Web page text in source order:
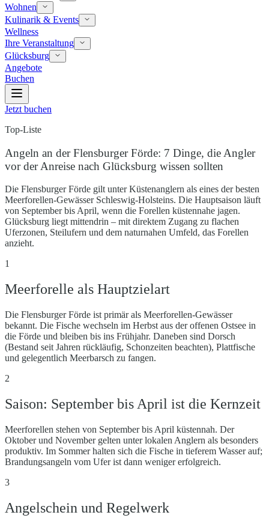
Wohnen
Kulinarik & Events
Wellness
Ihre Veranstaltung
Glücksburg
Angebote
Buchen
Jetzt buchen
Top-Liste
Angeln an der Flensburger Förde: 7 Dinge, die Angler
vor der Anreise nach Glücksburg wissen sollten
Die Flensburger Förde gilt unter Küstenanglern als eines der besten
Meerforellen-Gewässer Schleswig-Holsteins. Die Hauptsaison läuft
von September bis April, wenn die Forellen küstennahe jagen.
Glücksburg liegt mittendrin – mit direktem Zugang zu flachen
Uferzonen, Steilufern und dem naturnahen Umfeld, das Forellen
anzieht.
1
Meerforelle als Hauptzielart
Die Flensburger Förde ist primär als Meerforellen-Gewässer
bekannt. Die Fische wechseln im Herbst aus der offenen Ostsee in
die Förde und bleiben bis ins Frühjahr. Daneben sind Dorsch
(Bestand seit Jahren rückläufig, Schonzeiten beachten), Plattfische
und gelegentlich Meerbarsch zu fangen.
2
Saison: September bis April ist die Kernzeit
Meerforellen stehen von September bis April küstennah. Der
Oktober und November gelten unter lokalen Anglern als besonders
produktiv. Im Sommer halten sich die Fische in tieferem Wasser auf;
Brandungsangeln vom Ufer ist dann weniger erfolgreich.
3
Angelschein und Regelwerk